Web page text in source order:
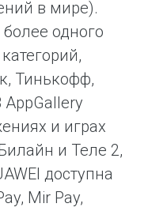
в мире).
одного
Тинькофф,
и играх
и Теле 2,
доступна
Mir Pay,